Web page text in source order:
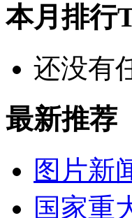
本月排行
还没有
最新推荐
图片新
国家重